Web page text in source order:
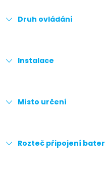
Druh ovládání
Instalace
Místo určení
Rozteč připojení